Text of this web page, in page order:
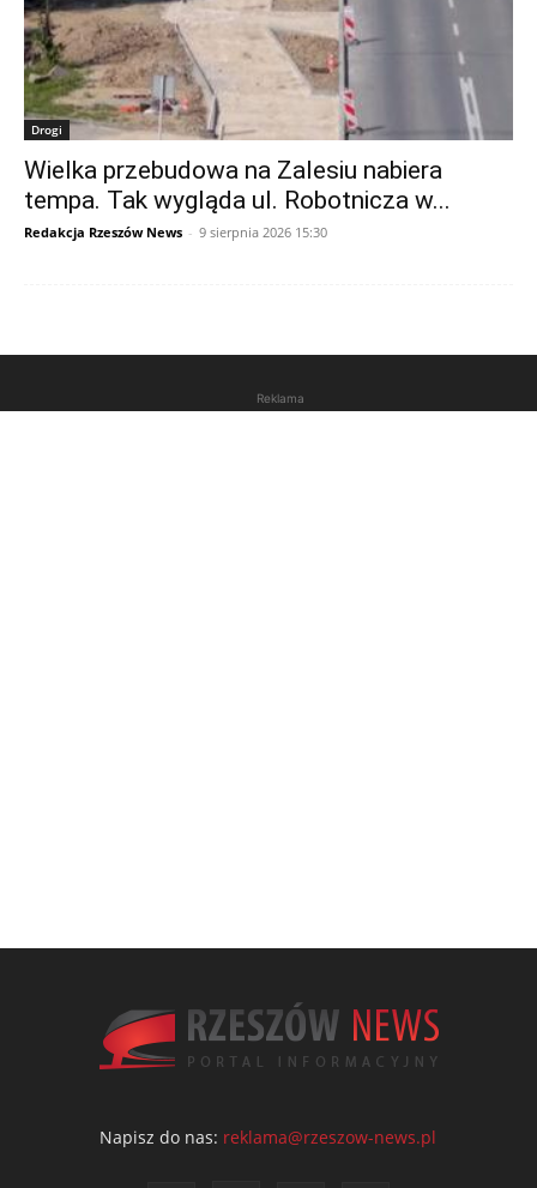
Drogi
Wielka przebudowa na Zalesiu nabiera
tempa. Tak wygląda ul. Robotnicza w...
Redakcja Rzeszów News - 9 sierpnia 2026 15:30
Reklama
Napisz do nas: reklama@rzeszow-news.pl